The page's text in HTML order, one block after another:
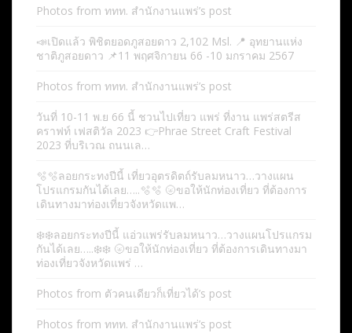
Photos from ททท. สำนักงานแพร่’s post
📣เปิดแล้ว พิชิตยอดภูสอยดาว 2,102 Msl. 📍 อุทยานแห่ง
ชาติภูสอยดาว 📌11 พฤศจิกายน 66 -10 มกราคม 2567
Photos from ททท. สำนักงานแพร่’s post
วันที่ 10-11 พ.ย 66 นี้ ชวนไปเที่ยว แพร่ ที่งาน แพร่สตรีส
คราฟท์ เฟสติวัล 2023 👉Phrae Street Craft Festival
2023 ที่บริเวณ ถนนเล…
🫧🫧ลอยกระทงปีนี้ เที่ยวอุตรดิตถ์รับลมหนาว…วางแผน
โปรแกรมกันได้เลย…..🫧🫧 🌝ขอให้นักท่องเที่ยว ที่ต้องการ
เดินทางมาท่องเที่ยวจังหวัดแพ…
❄️❄️ลอยกระทงปีนี้ แอ่วแพร่รับลมหนาว…วางแผนโปรแกรม
กันได้เลย…..❄️❄️ 🌝ขอให้นักท่องเที่ยว ที่ต้องการเดินทางมา
ท่องเที่ยวจังหวัดแพร่ …
Photos from ตัวคนเดียวก็เที่ยวได้’s post
Photos from ททท. สำนักงานแพร่’s post